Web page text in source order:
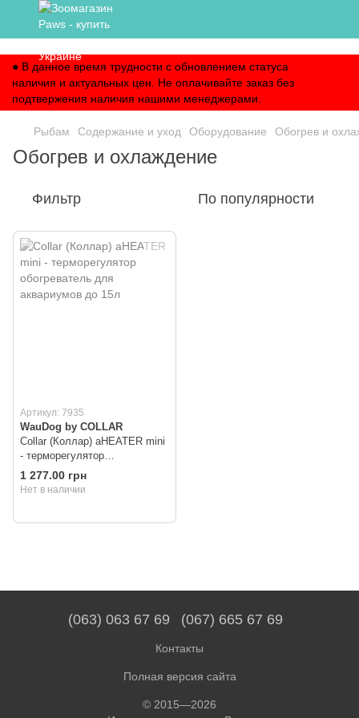
● В данное время трудности с обновлением статуса
наличия и актуальных цен. Не оплачивайте заказ без
подтвержения наличия нашими менеджерами.
Рыбам Содержание и уход Оборудование Обогрев и
Обогрев и охлаждение
Фильтр По популярности
Артикул: 7935
WauDog by COLLAR
Collar (Коллар) aHEATER mini
- терморегулятор
обогреватель для аквариумов
до 15л
1 277.00 грн
Нет в наличии
(063) 063 67 69 (067) 665 67 69
Контакты
Полная версия сайта
© 2015—2026